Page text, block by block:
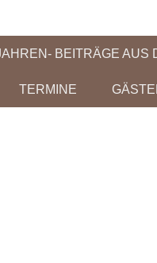
BEITRÄGE AUS
TERMINE